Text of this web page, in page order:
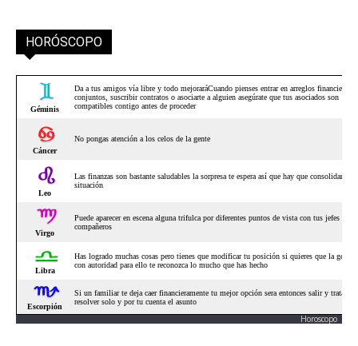
HORÓSCOPO
Horoscopo